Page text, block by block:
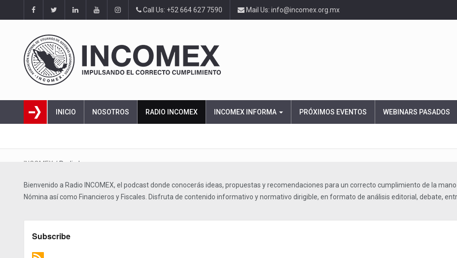
Call Us: +52 664 627 7590 Mail Us: info@incomex.org.mx
INICIO NOSOTROS RADIO INCOMEX INCOMEX INFORMA PRÓXIMOS EVENTOS WEBINARS PASADOS
INCOMEX / Radio Incomex
Bienvenido a Radio INCOMEX, el podcast donde conocerás ideas, propuestas y recomendaciones para un correcto cumplimiento de la
Nómina así como Financieros y Fiscales. Disfruta de contenido informativo y normativo dirigible, en formato de análisis editorial, debate,